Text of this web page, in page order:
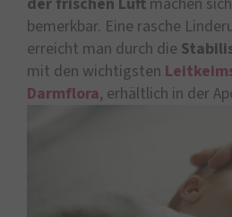
bemerkbar. Eine rasche
erreicht man durch die
mit den wichtigsten
Darmflora, erhältlich in der